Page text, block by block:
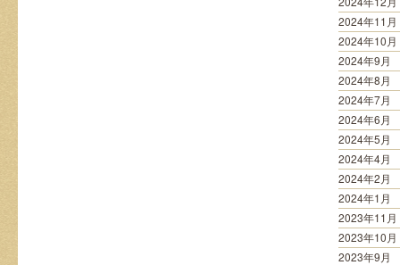
2024年11月
2024年10月
2024年9月
2024年8月
2024年7月
2024年6月
2024年5月
2024年4月
2024年2月
2024年1月
2023年11月
2023年10月
2023年9月